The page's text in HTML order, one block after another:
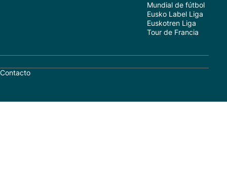
Mundial de fútbol
Eusko Label Liga
Euskotren Liga
Tour de Francia
Contacto